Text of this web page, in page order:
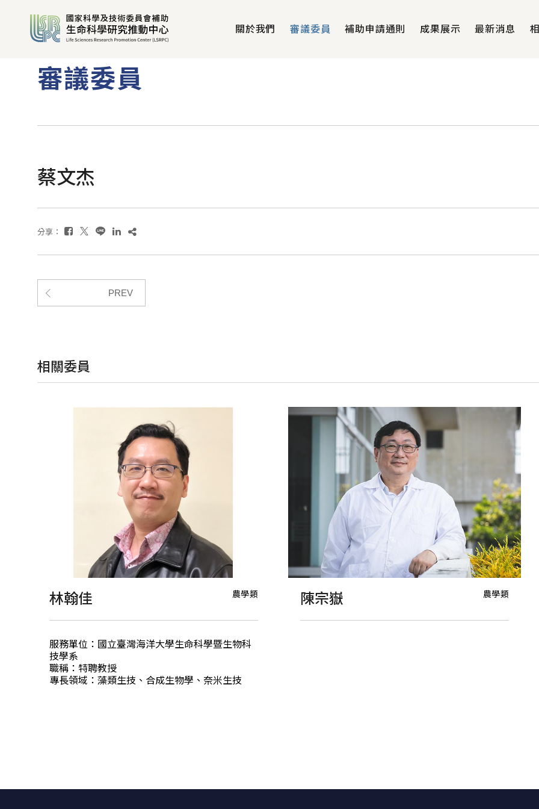
關於我們 審議委員 補助申請通則 成果展示 最新消息
審議委員
蔡文杰
分享：
PREV
相關委員
林翰佳 農學類
服務單位：國立臺灣海洋大學生命科學暨生物科
技學系
職稱：特聘教授
專長領域：藻類生技、合成生物學、奈米生技
陳宗嶽 農學類